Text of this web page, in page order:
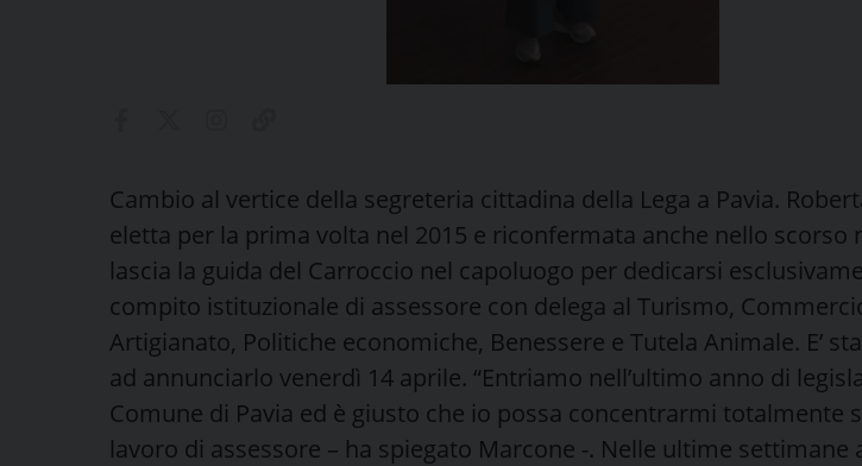
Cambio al vertice della segreteria cittadina della Lega a Pavia.
eletta per la prima volta nel 2015 e riconfermata anche nello scorso
lascia la guida del Carroccio nel capoluogo per dedicarsi
compito istituzionale di assessore con delega al Turismo,
Artigianato, Politiche economiche, Benessere e Tutela Animale. E’
ad annunciarlo venerdì 14 aprile. “Entriamo nell’ultimo anno di
Comune di Pavia ed è giusto che io possa concentrarmi totalmente
lavoro di assessore – ha spiegato Marcone -. Nelle ultime settimane